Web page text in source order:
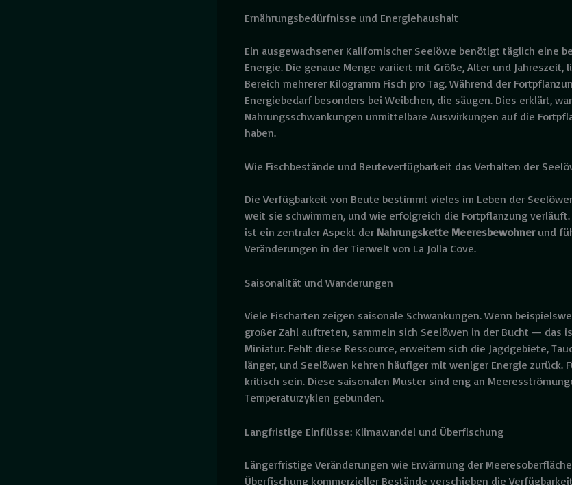
Ernährungsbedürfnisse und Energiehaushalt
Ein ausgewachsener Kalifornischer Seelöwe benötigt täglich eine
Energie. Die genaue Menge variiert mit Größe, Alter und Jahreszeit,
Bereich mehrerer Kilogramm Fisch pro Tag. Während der
Energiebedarf besonders bei Weibchen, die säugen. Dies erklärt,
Nahrungsschwankungen unmittelbare Auswirkungen auf die
haben.
Wie Fischbestände und Beuteverfügbarkeit das Verhalten der
Die Verfügbarkeit von Beute bestimmt vieles im Leben der
weit sie schwimmen, und wie erfolgreich die Fortpflanzung
ist ein zentraler Aspekt der Nahrungskette Meeresbewohnerund
Veränderungen in der Tierwelt von La Jolla Cove.
Saisonalität und Wanderungen
Viele Fischarten zeigen saisonale Schwankungen. Wenn
großer Zahl auftreten, sammeln sich Seelöwen in der Bucht — das
Miniatur. Fehlt diese Ressource, erweitern sich die Jagdgebiete,
länger, und Seelöwen kehren häufiger mit weniger Energie zurück.
kritisch sein. Diese saisonalen Muster sind eng an
Temperaturzyklen gebunden.
Langfristige Einflüsse: Klimawandel und Überfischung
Längerfristige Veränderungen wie Erwärmung der
Überfischung kommerzieller Bestände verschieben die